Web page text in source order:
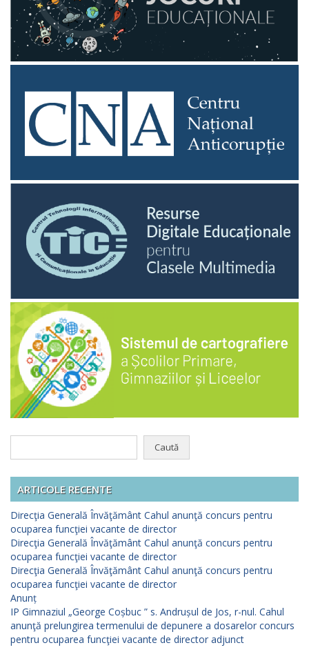
ARTICOLE RECENTE
Direcţia Generală Învăţământ Cahul anunţă concurs pentru
ocuparea funcţiei vacante de director
Direcţia Generală Învăţământ Cahul anunţă concurs pentru
ocuparea funcţiei vacante de director
Direcţia Generală Învăţământ Cahul anunţă concurs pentru
ocuparea funcţiei vacante de director
Anunț
IP Gimnaziul „George Coșbuc ” s. Andrușul de Jos, r-nul. Cahul
anunţă prelungirea termenului de depunere a dosarelor concurs
pentru ocuparea funcţiei vacante de director adjunct